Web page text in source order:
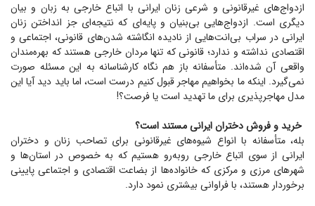
ازدواج‌های غیرقانونی و شرعی زنان ایرانی با اتباع خارجی به زبان و بیان
دیگری است. ازدواج‌هایی بی‌بنیان و پایه‌ای که نتیجه‌ای جز انداختن زنان
ایرانی در سراب بی‌انت‌هایی از نادیده انگاشته شدن‌های قانونی، اجتماعی و
اقتصادی نداشته و ندارد؛ قانونی که تنها مردان خارجی هستند که بهره‌مندان
واقعی آن شده‌اند. متأسفانه باز هم نگاه کارشناسانه به این مسئله صورت
نمی‌گیرد. اینکه ما بخواهیم مهاجر قبول کنیم درست است، اما باید دید آیا این
مدل مهاجرپذیری برای ما تهدید است یا فرصت؟!
خرید و فروش دختران ایرانی مستند است؟
بله، متأسفانه با انواع شیوه‌های غیرقانونی برای تصاحب زنان و دختران
ایرانی از سوی اتباع خارجی روبه‌رو هستیم که به خصوص در استان‌ها و
شهر‌های مرزی و مرکزی که خانواده‌ها از بضاعت اقتصادی و اجتماعی پایینی
برخوردار هستند، با فراوانی بیشتری نمود دارد.